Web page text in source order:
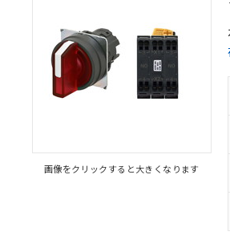
画像をクリックすると大きくなります